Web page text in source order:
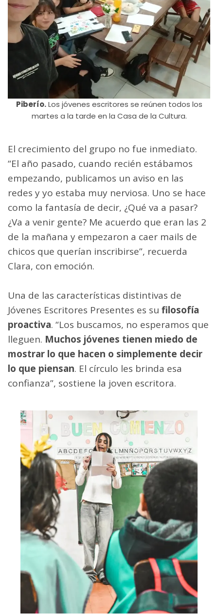
Piberío.Los jóvenes escritores se reúnen todos los
martes a la tarde en la Casa de la Cultura.
El crecimiento del grupo no fue inmediato.
“El año pasado, cuando recién estábamos
empezando, publicamos un aviso en las
redes y yo estaba muy nerviosa. Uno se hace
como la fantasía de decir, ¿Qué va a pasar?
¿Va a venir gente? Me acuerdo que eran las 2
de la mañana y empezaron a caer mails de
chicos que querían inscribirse”, recuerda
Clara, con emoción.
Una de las características distintivas de
Jóvenes Escritores Presentes es su filosofía
proactiva. “Los buscamos, no esperamos que
lleguen. Muchos jóvenes tienen miedo de
mostrar lo que hacen o simplemente decir
lo que piensan. El círculo les brinda esa
confianza”, sostiene la joven escritora.